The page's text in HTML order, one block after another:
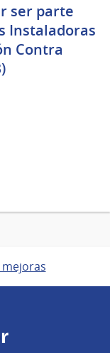
ser parte
Instaladoras
Contra